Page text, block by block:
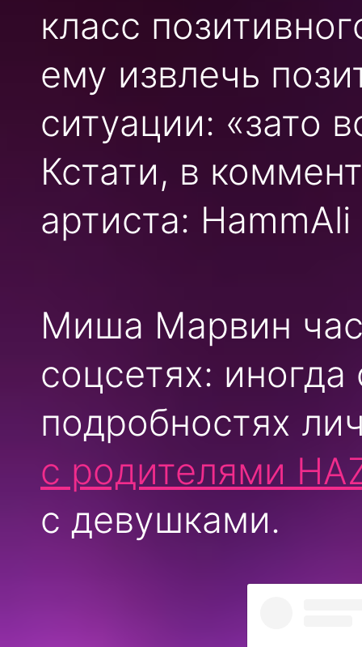
класс
ему извлечь
ситуации: «зато
Кстати, в
артиста:
Миша Марвин
соцсетях:
подробностях
с родителями
с девушками.